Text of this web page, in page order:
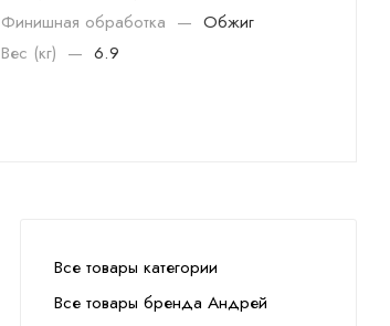
Финишная обработка — Обжиг
Вес (кг) — 6.9
Все товары категории
Все товары бренда Андрей